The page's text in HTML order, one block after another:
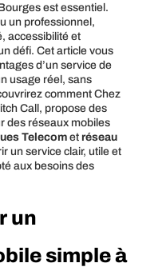
est essentiel.
un professionnel,
accessibilité et
défi. Cet article vous
d’un service de
usage réel, sans
comment Chez
Call, propose des
des réseaux mobiles
Telecomet réseau
un service clair, utile et
aux besoins des
un
simple à